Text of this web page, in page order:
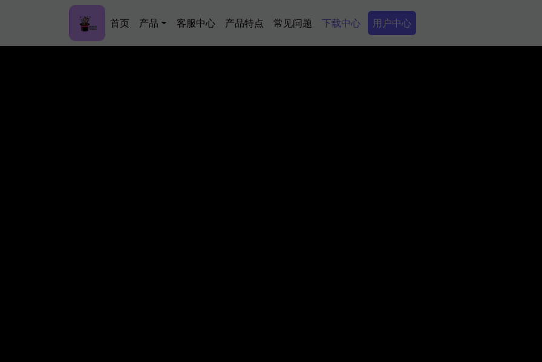
Main navigation
首页 产品 客服中心 产品特点 常见问题 下载中心 Secondary Menu
用户中心